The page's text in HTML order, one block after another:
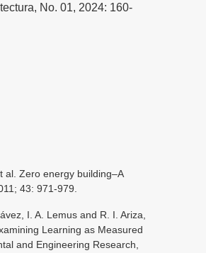
No. 01, 2024: 160-
al. Zero energy building–A
43: 971-979.
I. A. Lemus and R. I. Ariza,
Learning as Measured
and Engineering Research,